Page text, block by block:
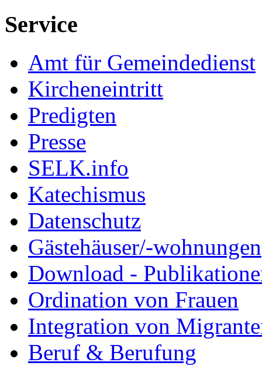
Service
Amt für Gemeindedienst
Kircheneintritt
Predigten
Presse
SELK.info
Katechismus
Datenschutz
Gästehäuser/-wohnungen
Download -
Ordination von Frauen
Integration von
Beruf & Berufung